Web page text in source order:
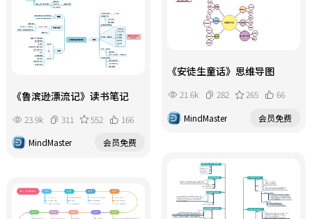
《安徒生童话》思维导图
21.6k 282 265
66
MindMaster
会员免费
《鲁滨逊漂流记》读书笔记
23.9k 311 552
166
MindMaster
会员免费